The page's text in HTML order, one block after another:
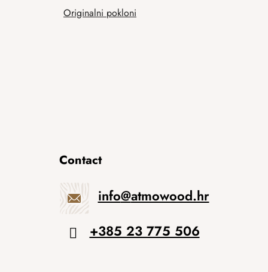
Originalni pokloni
Contact
info@atmowood.hr
+385 23 775 506